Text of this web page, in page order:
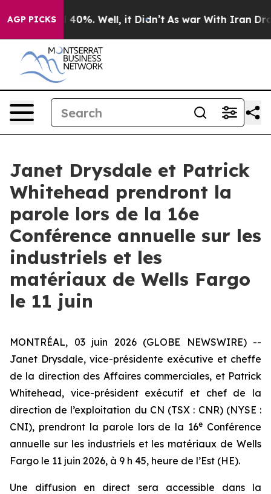
AGP PICKS
Around 40%. Well, it Didn’t As war With Iran
Janet Drysdale et Patrick
Whitehead prendront la
parole lors de la 16e
Conférence annuelle sur les
industriels et les
matériaux de Wells Fargo
le 11 juin
MONTRÉAL, 03 juin 2026 (GLOBE NEWSWIRE) --
Janet Drysdale, vice-présidente exécutive et cheffe
de la direction des Affaires commerciales, et Patrick
Whitehead, vice-président exécutif et chef de la
direction de l’exploitation du CN (TSX : CNR) (NYSE :
CNI), prendront la parole lors de la 16e Conférence
annuelle sur les industriels et les matériaux de Wells
Fargo le 11 juin 2026, à 9 h 45, heure de l’Est (HE).
Une diffusion en direct sera accessible dans la